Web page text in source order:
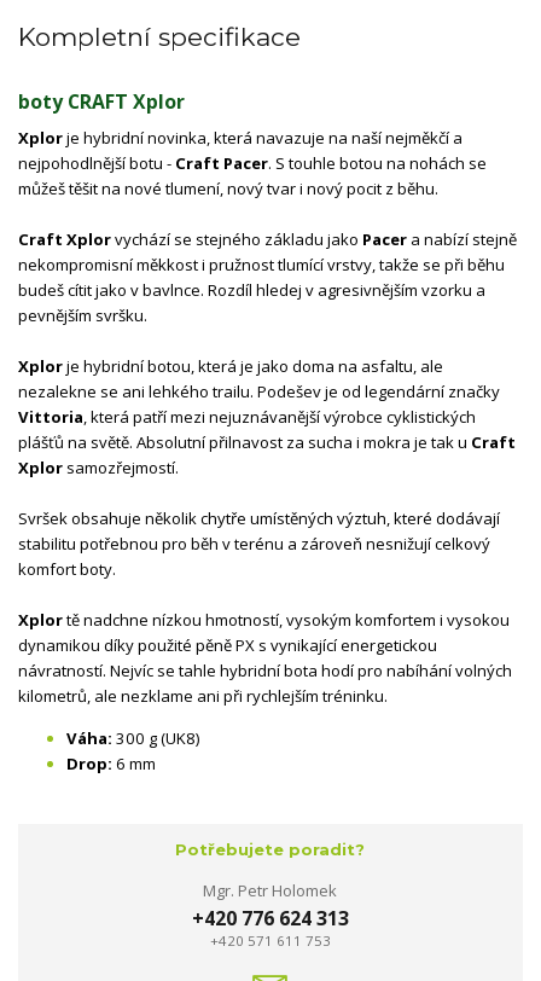
Kompletní specifikace
boty CRAFT Xplor
Xplorje hybridní novinka, která navazuje na naší nejměkčí a
nejpohodlnější botu - Craft Pacer. S touhle botou na nohách se
můžeš těšit na nové tlumení, nový tvar i nový pocit z běhu.
Craft Xplorvychází se stejného základu jako Pacer a nabízí stejně
nekompromisní měkkost i pružnost tlumící vrstvy, takže se při běhu
budeš cítit jako v bavlnce. Rozdíl hledej v agresivnějším vzorku a
pevnějším svršku.
Xplorje hybridní botou, která je jako doma na asfaltu, ale
nezalekne se ani lehkého trailu. Podešev je od legendární značky
Vittoria , která patří mezi nejuznávanější výrobce cyklistických
plášťů na světě. Absolutní přilnavost za sucha i mokra je tak u Craft
Xplor samozřejmostí.
Svršek obsahuje několik chytře umístěných výztuh, které dodávají
stabilitu potřebnou pro běh v terénu a zároveň nesnižují celkový
komfort boty.
Xplortě nadchne nízkou hmotností, vysokým komfortem i vysokou
dynamikou díky použité pěně PX s vynikající energetickou
návratností. Nejvíc se tahle hybridní bota hodí pro nabíhání volných
kilometrů, ale nezklame ani při rychlejším tréninku.
Váha: 300 g (UK8)
Drop: 6 mm
Potřebujete poradit?
Mgr. Petr Holomek
+420 776 624 313
+420 571 611 753